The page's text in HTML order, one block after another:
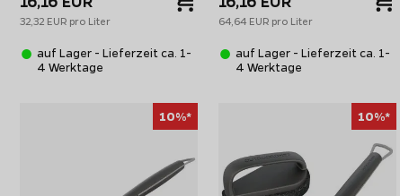
32,32 EUR pro Liter
auf Lager - Lieferzeit ca. 1-
4 Werktage
64,64 EUR pro Liter
auf Lager - Lieferzeit ca. 1-
4 Werktage
10%* 10%*